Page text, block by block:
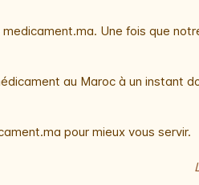
Une fois que
au Maroc à un instant
pour mieux vous servir.